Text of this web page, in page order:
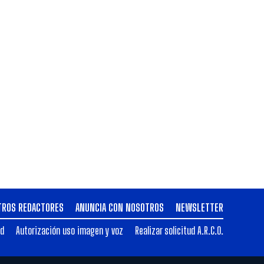
REDACTORES ANUNCIA CON NOSOTROS
NEWSLETTER
Autorización uso imagen y voz Realizar solicitud A.R.C.O.